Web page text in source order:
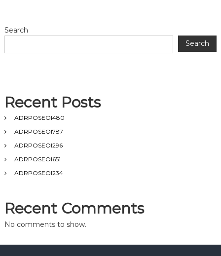
Search
Search
Recent Posts
ADRPOSEOI480
ADRPOSEOI787
ADRPOSEOI296
ADRPOSEOI651
ADRPOSEOI234
Recent Comments
No comments to show.